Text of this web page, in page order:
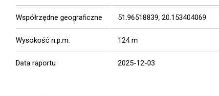
Współrzędne geograficzne 51.96518839, 20.153404069
Wysokość n.p.m. 124 m
Data raportu 2025-12-03